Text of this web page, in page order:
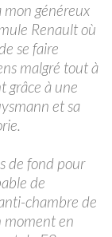
généreux
Renault où
se faire
malgré tout à
grâce à une
et sa
de fond pour
de
chambre de
moment en